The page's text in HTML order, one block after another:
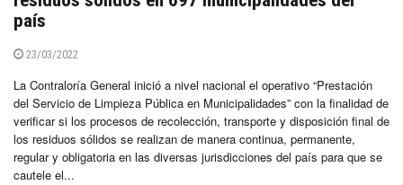
país
23/03/2022
La Contraloría General inició a nivel nacional el operativo “Prestación
del Servicio de Limpieza Pública en Municipalidades” con la finalidad de
verificar si los procesos de recolección, transporte y disposición final de
los residuos sólidos se realizan de manera continua, permanente,
regular y obligatoria en las diversas jurisdicciones del país para que se
cautele el...